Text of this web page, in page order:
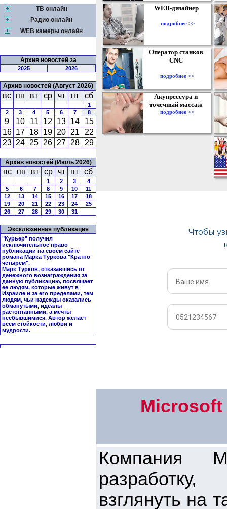
ТВ онлайн
Радио онлайн
WEB камеры онлайн
Архив новостей за
2025 2026
Архив новостей (Август 2026)
вс пн вт ср чт пт сб
1
2
3 4 5 6 7 8
9 10 11 12 13 14
15
16 17 18 19 20 21
22
23 24 25 26 27 28 29
Архив новостей (Июль 2026)
вс пн вт ср чт пт сб
1 2 3
4
5
6 7 8 9 10
11
12
13 14 15 16 17
18
19
20 21 22 23 24
25
26
27 28 29 30 31
Эксклюзивная публикация
"Курьер" получил
исключительное право
публикации на своем сайте
романа Марка Туркова "Кратно
четырем".
Марк Турков, отказавшись от
денежного вознаграждения за
данную публикацию, посвящает
ее людям, которые живут в
Израиле и за его пределами, тем
людям, чьи надежды оказались
обманутыми, идеалы
растоптанными, а мечты
несбывшимися. Автор желает
всем стойкости, любви и
мудрости.
WEB-дизайнер
подробнее >>
Оператор станков
CNC
подробнее >>
Акупрессура и
точечный массаж
подробнее >>
Компания
взглянуть на